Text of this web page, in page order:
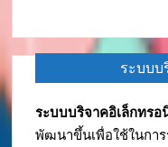
ระบบบ
ระบบบริจาคอิเล็กทรอ
พัฒนาขึ้นเพื่อใช้ในกา